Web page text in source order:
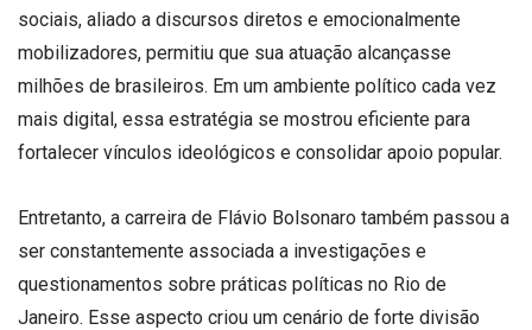
sociais, aliado a discursos diretos e emocionalmente
mobilizadores, permitiu que sua atuação alcançasse
milhões de brasileiros. Em um ambiente político cada vez
mais digital, essa estratégia se mostrou eficiente para
fortalecer vínculos ideológicos e consolidar apoio popular.
Entretanto, a carreira de Flávio Bolsonaro também passou a
ser constantemente associada a investigações e
questionamentos sobre práticas políticas no Rio de
Janeiro. Esse aspecto criou um cenário de forte divisão